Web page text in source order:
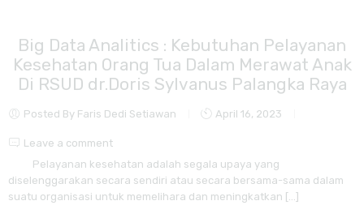
Big Data Analitics : Kebutuhan Pelayanan
Kesehatan Orang Tua Dalam Merawat Anak
Di RSUD dr.Doris Sylvanus Palangka Raya
Posted By Faris Dedi Setiawan April 16, 2023
Leave a comment
Pelayanan kesehatan adalah segala upaya yang
diselenggarakan secara sendiri atau secara bersama-sama dalam
suatu organisasi untuk memelihara dan meningkatkan […]